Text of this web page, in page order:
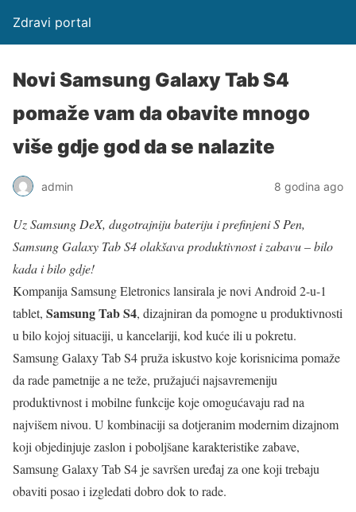
Zdravi portal
Novi Samsung Galaxy Tab S4
pomaže vam da obavite mnogo
više gdje god da se nalazite
admin 8 godina ago
Uz Samsung DeX, dugotrajniju bateriju i prefinjeni S Pen,
Samsung Galaxy Tab S4 olakšava produktivnost i zabavu – bilo
kada i bilo gdje!
Kompanija Samsung Eletronics lansirala je novi Android 2-u-1
tablet, Samsung Tab S4, dizajniran da pomogne u produktivnosti
u bilo kojoj situaciji, u kancelariji, kod kuće ili u pokretu.
Samsung Galaxy Tab S4 pruža iskustvo koje korisnicima pomaže
da rade pametnije a ne teže, pružajući najsavremeniju
produktivnost i mobilne funkcije koje omogućavaju rad na
najvišem nivou. U kombinaciji sa dotjeranim modernim dizajnom
koji objedinjuje zaslon i poboljšane karakteristike zabave,
Samsung Galaxy Tab S4 je savršen uređaj za one koji trebaju
obaviti posao i izgledati dobro dok to rade.